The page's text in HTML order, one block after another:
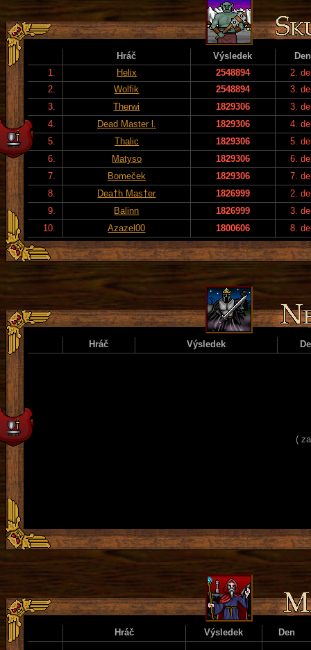
Hráč Výsledek
Den
1.
Helix 2548894
2.
2.
Wolfik 2548894
3.
3.
Therwi 1829306
3.
4.
Dead Master l. 1829306
4.
5.
Thalic 1829306
5.
6.
Matyso 1829306
6.
7.
Bomeček 1829306
7.
8.
Dea†h Mas†er 1826999
2.
9.
Balinn 1826999
3.
10.
Azazel00 1800606 8.
Hráč Výsledek
(
Hráč Výsledek Den